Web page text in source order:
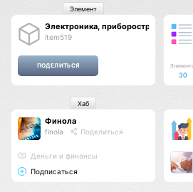
Электроника, приборостроение,
item519
Элемент
30
Финола
finola Поделиться
Деньги и финансы
Подписаться
Хаб